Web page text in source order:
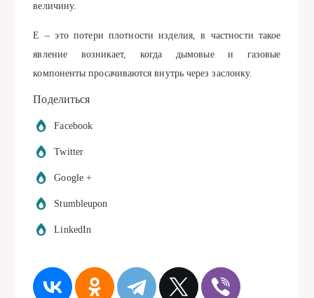
величину.
Е – это потери плотности изделия, в частности такое
явление возникает, когда дымовые и газовые
компоненты просачиваются внутрь через заслонку.
Поделиться
Facebook
Twitter
Google +
Stumbleupon
LinkedIn